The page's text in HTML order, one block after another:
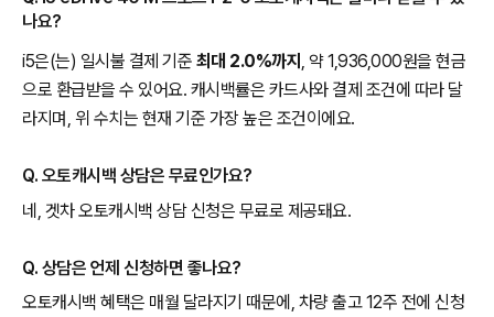
나요?
i5은(는) 일시불 결제 기준 최대 2.0%까지 , 약 1,936,000원을 현금
으로 환급받을 수 있어요. 캐시백률은 카드사와 결제 조건에 따라 달
라지며, 위 수치는 현재 기준 가장 높은 조건이에요.
Q. 오토캐시백 상담은 무료인가요?
네, 겟차 오토캐시백 상담 신청은 무료로 제공돼요.
Q. 상담은 언제 신청하면 좋나요?
오토캐시백 혜택은 매월 달라지기 때문에, 차량 출고 12주 전에 신청